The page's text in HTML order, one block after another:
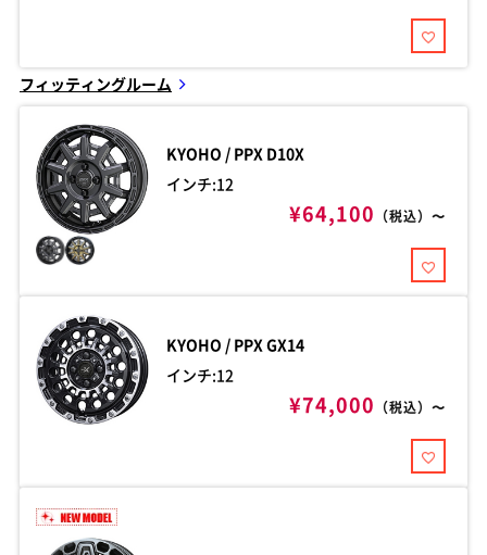
フィッティングルーム
KYOHO / PPX D10X
インチ:12
¥64,100 （税込）〜
KYOHO / PPXGX14
インチ:12
¥74,000 （税込）〜